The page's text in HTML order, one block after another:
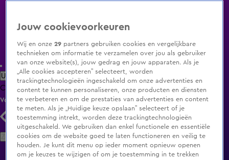
Uitzending Gemist Populaire programma's Zenders Genres
ClipsFilmsRadioSmart TV inlogShop
Volg KIJK
Zoeken
Jouw cookievoorkeuren
Wij en onze29 partners gebruiken cookies en vergelijkbare
technieken om informatie te verzamelen over jou als gebruiker
van onze website(s), jouw gedrag en jouw apparaten. Als je
„Alle cookies accepteren” selecteert, worden
trackingtechnologieën ingeschakeld om onze advertenties en
content te kunnen personaliseren, onze producten en diensten
te verbeteren en om de prestaties van advertenties en content
te meten. Als je „Huidige keuze opslaan” selecteert of je
toestemming intrekt, worden deze trackingtechnologieën
uitgeschakeld. We gebruiken dan enkel functionele en essentiële
cookies om de website goed te laten functioneren en veilig te
houden. Je kunt dit menu op ieder moment opnieuw openen
om je keuzes te wijzigen of om je toestemming in te trekken